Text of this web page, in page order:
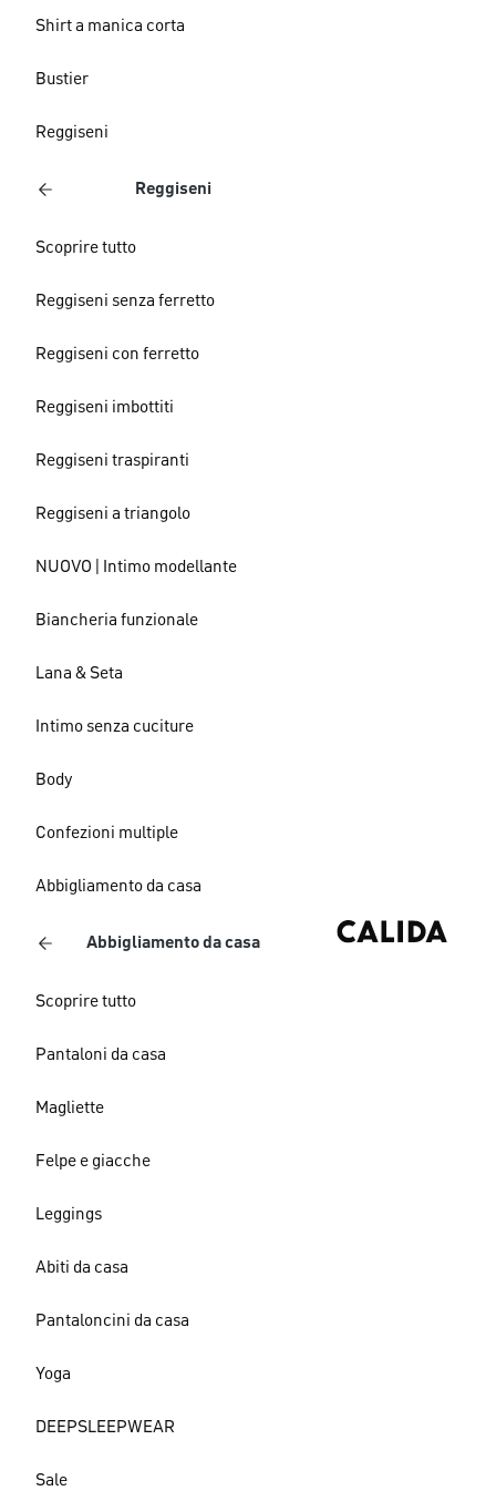
Shirt a manica corta
Bustier
Reggiseni
Reggiseni
Scoprire tutto
Reggiseni senza ferretto
Reggiseni con ferretto
Reggiseni imbottiti
Reggiseni traspiranti
Reggiseni a triangolo
NUOVO | Intimo modellante
Biancheria funzionale
Lana & Seta
Intimo senza cuciture
Body
Confezioni multiple
Abbigliamento da casa
Abbigliamento da casa
Scoprire tutto
Pantaloni da casa
Magliette
Felpe e giacche
Leggings
Abiti da casa
Pantaloncini da casa
Yoga
DEEPSLEEPWEAR
Sale